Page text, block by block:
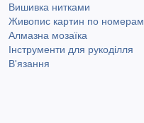
Вишивка нитками
Живопис картин по номерам
Алмазна мозаїка
Інструменти для рукоділля
В'язання